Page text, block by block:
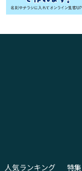
人気ランキング 特集